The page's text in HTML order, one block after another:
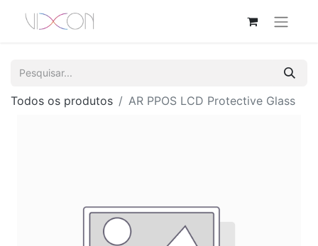
Todos os produtos AR PPOS LCD Protective Glass